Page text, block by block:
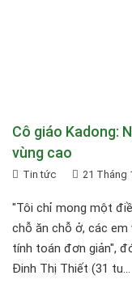
Cô giáo Kadong:
vùng cao
Tin tức 21 Tháng
"Tôi chỉ mong một
chỗ ăn chỗ ở, các
tính toán đơn giản",
Đinh Thị Thiết (31 tu...